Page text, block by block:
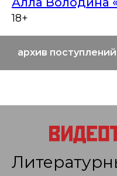
18+
архив поступлений